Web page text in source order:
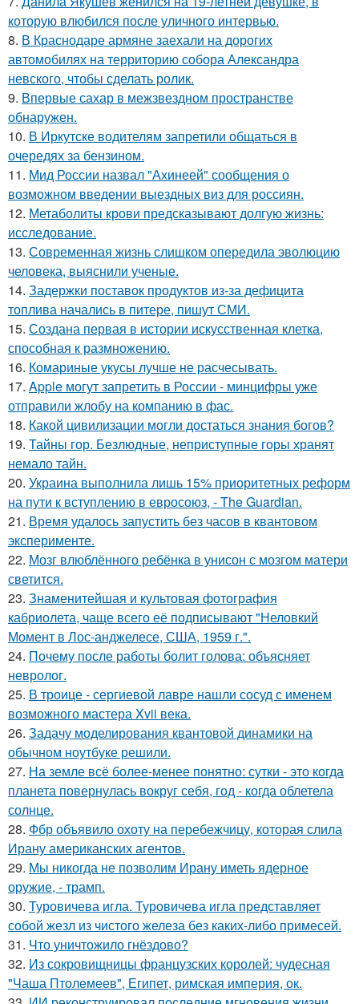
которую влюбился после уличного интервью.
8. В Краснодаре армяне заехали на дорогих
автомобилях на территорию собора Александра
невского, чтобы сделать ролик.
9. Впервые сахар в межзвездном пространстве
обнаружен.
10. В Иркутске водителям запретили общаться в
очередях за бензином.
11. Мид России назвал "Ахинеей" сообщения о
возможном введении выездных виз для россиян.
12. Метаболиты крови предсказывают долгую жизнь:
исследование.
13. Современная жизнь слишком опередила эволюцию
человека, выяснили ученые.
14. Задержки поставок продуктов из-за дефицита
топлива начались в питере, пишут СМИ.
15. Создана первая в истории искусственная клетка,
способная к размножению.
16. Комариные укусы лучше не расчесывать.
17. Apple могут запретить в России - минцифры уже
отправили жлобу на компанию в фас.
18. Какой цивилизации могли достаться знания богов?
19. Тайны гор. Безлюдные, неприступные горы хранят
немало тайн.
20. Украина выполнила лишь 15% приоритетных реформ
на пути к вступлению в евросоюз, - The Guardian.
21. Время удалось запустить без часов в квантовом
эксперименте.
22. Мозг влюблённого ребёнка в унисон с мозгом матери
светится.
23. Знаменитейшая и культовая фотография
кабриолета, чаще всего её подписывают "Неловкий
Момент в Лос-анджелесе, США, 1959 г.".
24. Почему после работы болит голова: объясняет
невролог.
25. В троице - сергиевой лавре нашли сосуд с именем
возможного мастера Xvii века.
26. Задачу моделирования квантовой динамики на
обычном ноутбуке решили.
27. На земле всё более-менее понятно: сутки - это когда
планета повернулась вокруг себя, год - когда облетела
солнце.
28. Фбр объявило охоту на перебежчицу, которая слила
Ирану американских агентов.
29. Мы никогда не позволим Ирану иметь ядерное
оружие, - трамп.
30. Туровичева игла. Туровичева игла представляет
собой жезл из чистого железа без каких-либо примесей.
31. Что уничтожило гнёздово?
32. Из сокровищницы французских королей: чудесная
"Чаша Птолемеев", Египет, римская империя, ок.